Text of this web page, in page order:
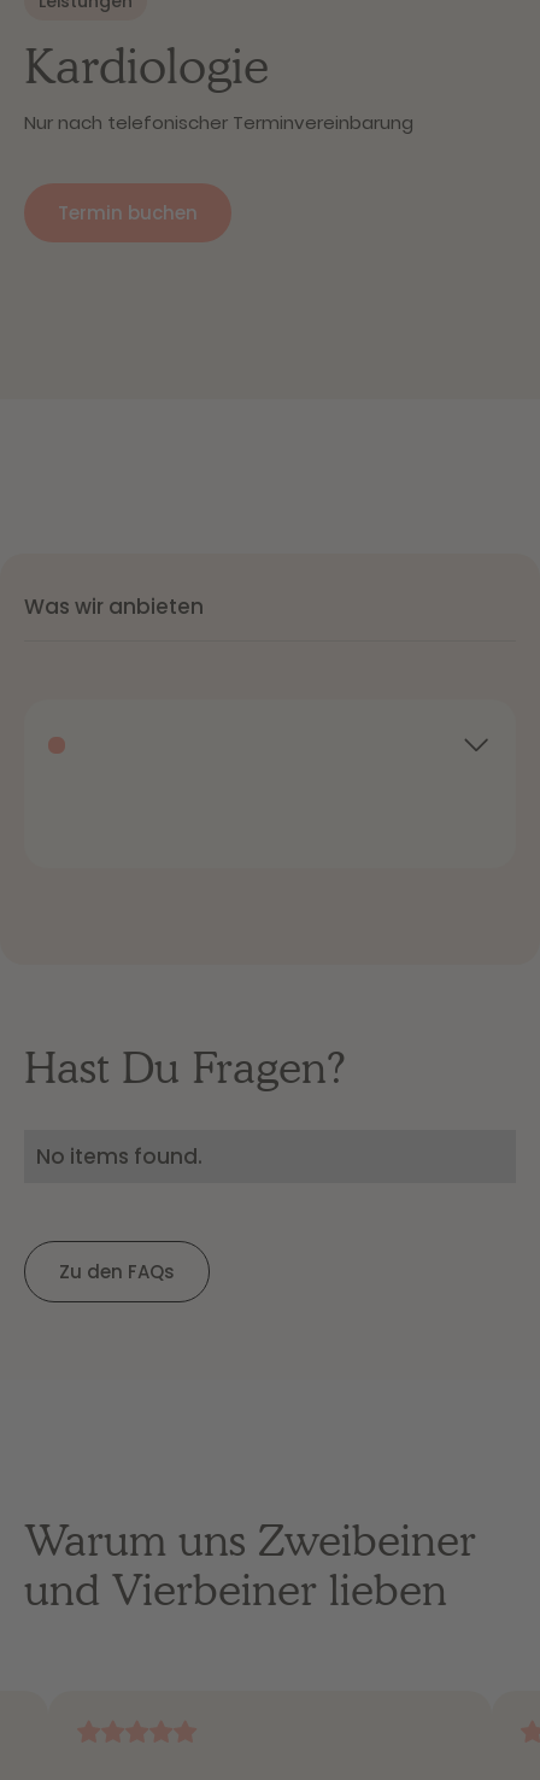
Kardiologie
Nur nach telefonischer Terminvereinbarung
Termin buchen
Was wir anbieten
Hast Du Fragen?
No items found.
Zu den FAQs
Warum uns Zweibeiner
und Vierbeiner lieben